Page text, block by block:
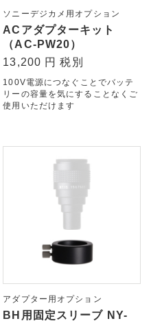
ソニーデジカメ用オプション
ACアダプターキット
（AC-PW20）
13,200 円 税別
100V電源につなぐことでバッテ
リーの容量を気にすることなくご
使用いただけます
アダプター用オプション
BH用固定スリーブ NY-